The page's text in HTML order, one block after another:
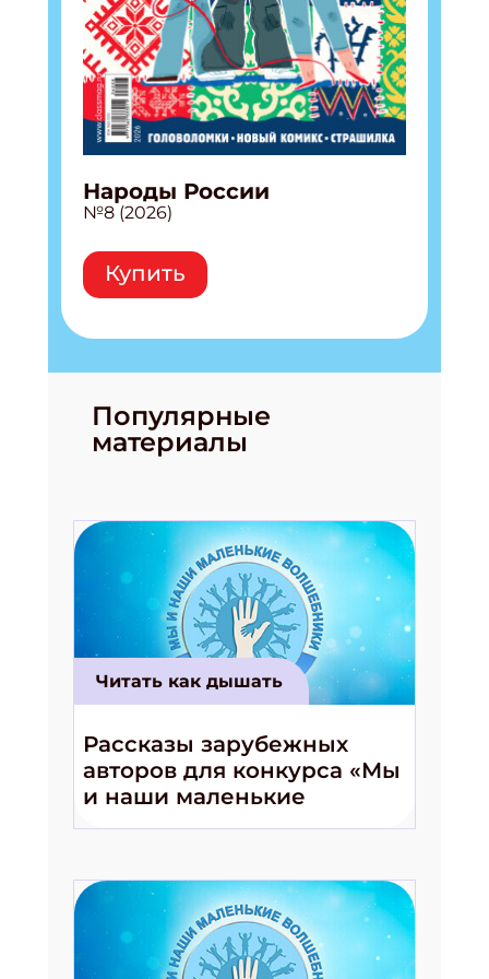
Народы России
№8 (2026)
Купить
Популярные
материалы
Читать как дышать
Рассказы зарубежных
авторов для конкурса «Мы
и наши маленькие
волшебники!»
Подпишись на рассылку
Укажите имя
Укажите Ваш Email
ПОДПИСАТЬСЯ